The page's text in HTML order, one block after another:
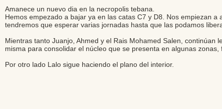
Amanece un nuevo dia en la necropolis tebana.
Hemos empezado a bajar ya en las catas C7 y D8. Nos empiezan
tendremos que esperar varias jornadas hasta que las podamos
Mientras tanto Juanjo, Ahmed y el Rais Mohamed Salen,
misma para consolidar el núcleo que se presenta en algunas
Por otro lado Lalo sigue haciendo el plano del interior.